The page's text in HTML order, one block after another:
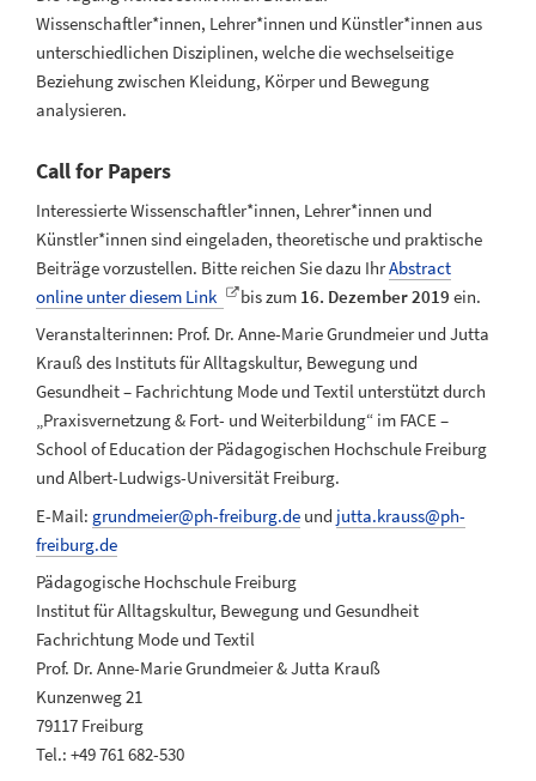
Wissenschaftler*innen, Lehrer*innen und Künstler*innen aus
unterschiedlichen Disziplinen, welche die wechselseitige
Beziehung zwischen Kleidung, Körper und Bewegung
analysieren.
Call for Papers
Interessierte Wissenschaftler*innen, Lehrer*innen und
Künstler*innen sind eingeladen, theoretische und praktische
Beiträge vorzustellen. Bitte reichen Sie dazu IhrAbstract
online unter diesem Link
bis zum 16. Dezember 2019 ein.
Veranstalterinnen: Prof. Dr. Anne-Marie Grundmeier und Jutta
Krauß des Instituts für Alltagskultur, Bewegung und
Gesundheit – Fachrichtung Mode und Textil unterstützt durch
„Praxisvernetzung & Fort- und Weiterbildung“ im FACE –
School of Education der Pädagogischen Hochschule Freiburg
und Albert-Ludwigs-Universität Freiburg.
E-Mail: grundmeier@ph-freiburg.de und jutta.krauss@ph-
freiburg.de
Pädagogische Hochschule Freiburg
Institut für Alltagskultur, Bewegung und Gesundheit
Fachrichtung Mode und Textil
Prof. Dr. Anne-Marie Grundmeier & Jutta Krauß
Kunzenweg 21
79117 Freiburg
Tel.: +49 761 682-530